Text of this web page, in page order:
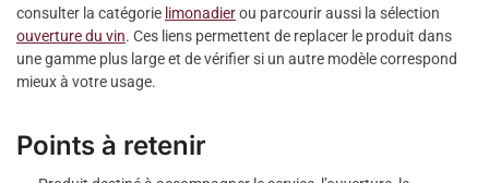
consulter la catégorie limonadierou parcourir aussi la sélection
ouverture du vin. Ces liens permettent de replacer le produit dans
une gamme plus large et de vérifier si un autre modèle correspond
mieux à votre usage.
Points à retenir